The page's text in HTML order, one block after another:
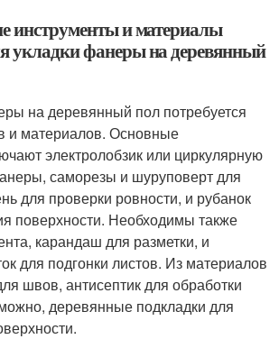
инструменты и материалы
укладки фанеры на деревянный
на деревянный пол потребуется
и материалов. Основные
электролобзик или циркулярную
саморезы и шуруповерт для
для проверки ровности, и рубанок
поверхности. Необходимы также
карандаш для разметки, и
для подгонки листов. Из материалов
швов, антисептик для обработки
деревянные подкладки для